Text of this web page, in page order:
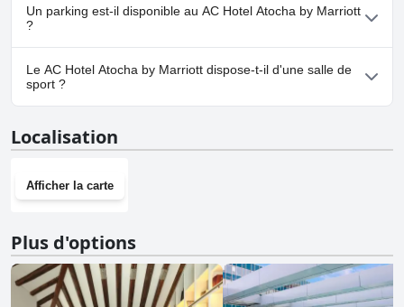
Non, AC Hotel Atocha by Marriott n'accepte pas les chiens.
Un parking est-il disponible au AC Hotel Atocha by Marriott
?
Non, il n'y a pas de parking à AC Hotel Atocha by Marriott.
Le AC Hotel Atocha by Marriott dispose-t-il d'une salle de
sport ?
Localisation
Afficher la carte
Plus d'options